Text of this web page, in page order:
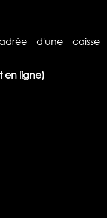
d'une caisse
en ligne)